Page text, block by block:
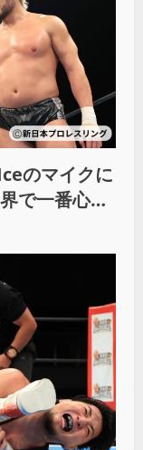
のマイクに
で一番心に